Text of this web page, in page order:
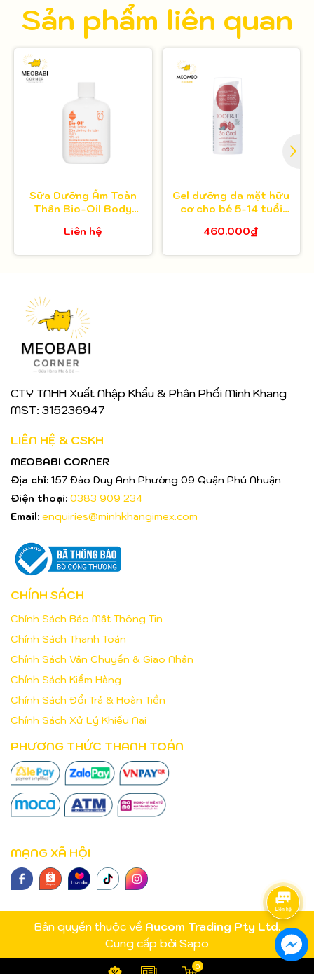
0
Sản phẩm liên quan
Sữa Dưỡng Ẩm Toàn
Thân Bio-Oil Body
Liên hệ
Gel dưỡng da mặt hữu
cơ cho bé 5-14 tuổi
30ml
460.000₫
CTY TNHH Xuất Nhập Khẩu & Phân Phối Minh Khang
MST: 315236947
LIÊN HỆ & CSKH
MEOBABI CORNER
Địa chỉ: 157 Đào Duy Anh Phường 09 Quận Phú Nhuận
Điện thoại: 0383 909 234
Email: enquiries@minhkhangimex.com
CHÍNH SÁCH
Chính Sách Bảo Mật Thông Tin
Chính Sách Thanh Toán
Chính Sách Vận Chuyển & Giao Nhận
Chính Sách Kiểm Hàng
Chính Sách Đổi Trả & Hoàn Tiền
Chính Sách Xử Lý Khiếu Nại
PHƯƠNG THỨC THANH TOÁN
MẠNG XÃ HỘI
Bản quyền thuộc về Aucom Trading Pty Ltd.
Cung cấp bởi Sapo